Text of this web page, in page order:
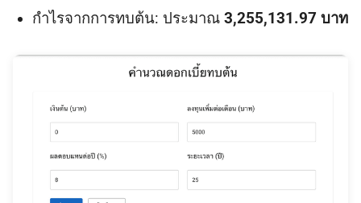
กำไรจากการทบต้น: ประมาณ 3,255,131.97 บาท